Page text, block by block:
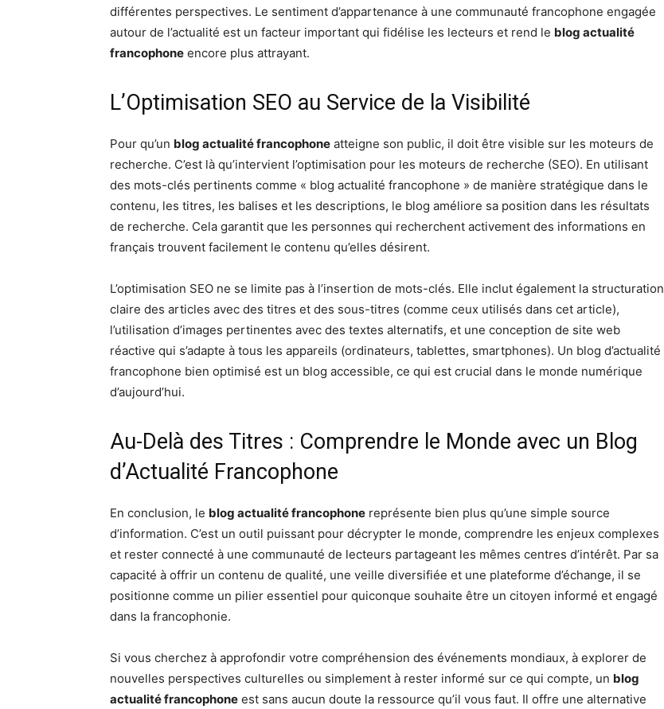
différentes perspectives. Le sentiment d’appartenance à une communauté francophone engagée
autour de l’actualité est un facteur important qui fidélise les lecteurs et rend le blog actualité
francophone encore plus attrayant.
L’Optimisation SEO au Service de la Visibilité
Pour qu’un blog actualité francophone atteigne son public, il doit être visible sur les moteurs de
recherche. C’est là qu’intervient l’optimisation pour les moteurs de recherche (SEO). En utilisant
des mots-clés pertinents comme « blog actualité francophone » de manière stratégique dans le
contenu, les titres, les balises et les descriptions, le blog améliore sa position dans les résultats
de recherche. Cela garantit que les personnes qui recherchent activement des informations en
français trouvent facilement le contenu qu’elles désirent.
L’optimisation SEO ne se limite pas à l’insertion de mots-clés. Elle inclut également la structuration
claire des articles avec des titres et des sous-titres (comme ceux utilisés dans cet article),
l’utilisation d’images pertinentes avec des textes alternatifs, et une conception de site web
réactive qui s’adapte à tous les appareils (ordinateurs, tablettes, smartphones). Un blog d’actualité
francophone bien optimisé est un blog accessible, ce qui est crucial dans le monde numérique
d’aujourd’hui.
Au-Delà des Titres : Comprendre le Monde avec un Blog
d’Actualité Francophone
En conclusion, le blog actualité francophone représente bien plus qu’une simple source
d’information. C’est un outil puissant pour décrypter le monde, comprendre les enjeux complexes
et rester connecté à une communauté de lecteurs partageant les mêmes centres d’intérêt. Par sa
capacité à offrir un contenu de qualité, une veille diversifiée et une plateforme d’échange, il se
positionne comme un pilier essentiel pour quiconque souhaite être un citoyen informé et engagé
dans la francophonie.
Si vous cherchez à approfondir votre compréhension des événements mondiaux, à explorer de
nouvelles perspectives culturelles ou simplement à rester informé sur ce qui compte, un blog
actualité francophone est sans aucun doute la ressource qu’il vous faut. Il offre une alternative